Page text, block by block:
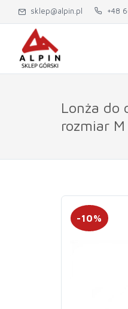
sklep@alpin.pl +48
Lonża do
rozmiar M
-10%